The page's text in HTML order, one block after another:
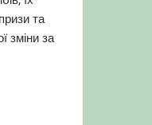
та
зміни за